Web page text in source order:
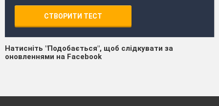
СТВОРИТИ ТЕСТ
Натисніть "Подобається", щоб слідкувати за
оновленнями на Facebook